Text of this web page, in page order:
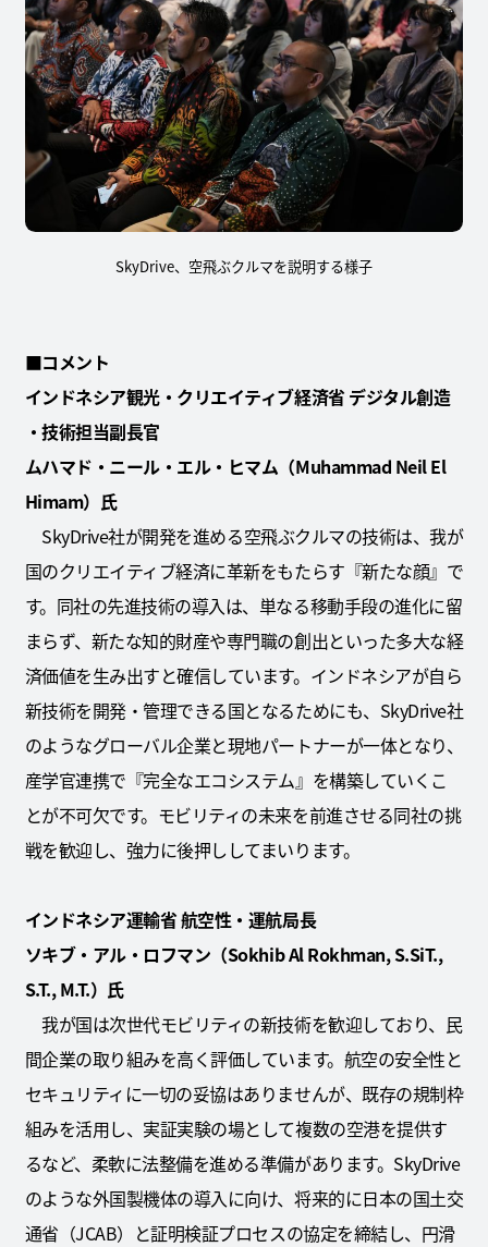
SkyDrive、空飛ぶクルマを説明する様子
■コメント
インドネシア観光・クリエイティブ経済省 デジタル創造
・技術担当副長官
ムハマド・ニール・エル・ヒマム（Muhammad Neil El
Himam）氏
SkyDrive社が開発を進める空飛ぶクルマの技術は、我が
国のクリエイティブ経済に革新をもたらす『新たな顔』で
す。同社の先進技術の導入は、単なる移動手段の進化に留
まらず、新たな知的財産や専門職の創出といった多大な経
済価値を生み出すと確信しています。インドネシアが自ら
新技術を開発・管理できる国となるためにも、SkyDrive社
のようなグローバル企業と現地パートナーが一体となり、
産学官連携で『完全なエコシステム』を構築していくこ
とが不可欠です。モビリティの未来を前進させる同社の挑
戦を歓迎し、強力に後押ししてまいります。
インドネシア運輸省 航空性・運航局長
ソキブ・アル・ロフマン（Sokhib Al Rokhman, S.SiT.,
S.T., M.T.）氏
我が国は次世代モビリティの新技術を歓迎しており、民
間企業の取り組みを高く評価しています。航空の安全性と
セキュリティに一切の妥協はありませんが、既存の規制枠
組みを活用し、実証実験の場として複数の空港を提供す
るなど、柔軟に法整備を進める準備があります。SkyDrive
のような外国製機体の導入に向け、将来的に日本の国土交
通省（JCAB）と証明検証プロセスの協定を締結し、円滑